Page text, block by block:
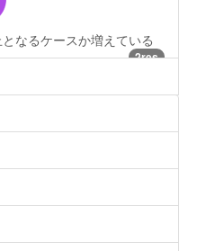
なるケースか増えている
2res